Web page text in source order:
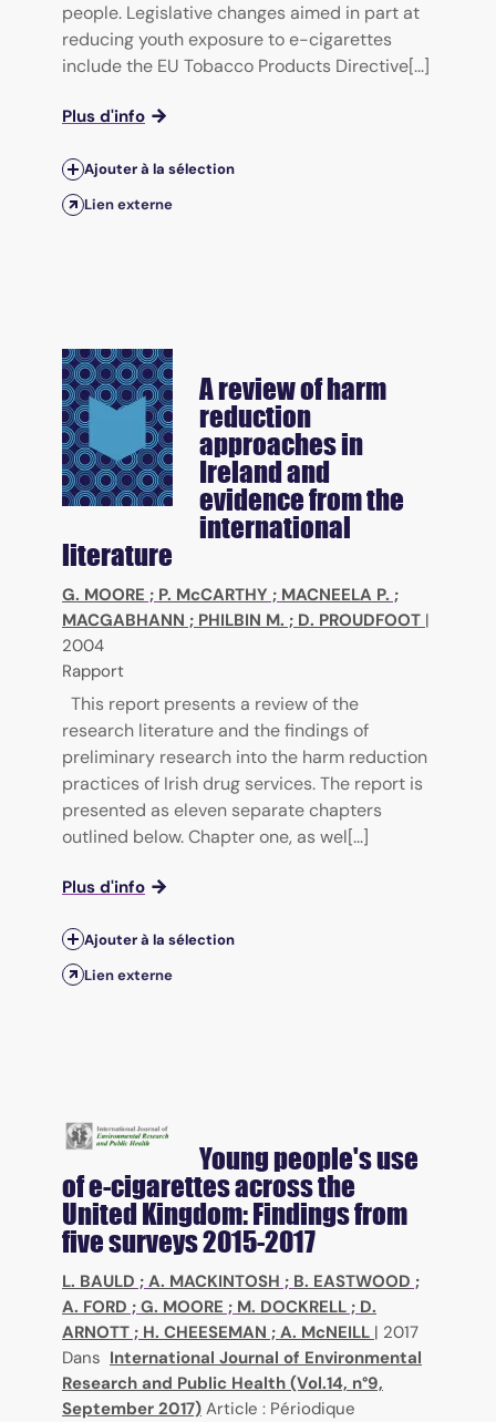
people. Legislative changes aimed in part at
reducing youth exposure to e-cigarettes
include the EU Tobacco Products Directive[...]
Plus d'info
Ajouter à la sélection
Lien externe
A review of harm
reduction
approaches in
Ireland and
evidence from the
international
literature
G. MOORE ; P. McCARTHY ; MACNEELA P. ;
MACGABHANN ; PHILBIN M. ; D. PROUDFOOT |
2004
Rapport
This report presents a review of the
research literature and the findings of
preliminary research into the harm reduction
practices of Irish drug services. The report is
presented as eleven separate chapters
outlined below. Chapter one, as wel[...]
Plus d'info
Ajouter à la sélection
Lien externe
Young people's use
of e-cigarettes across the
United Kingdom: Findings from
five surveys 2015-2017
L. BAULD ; A. MACKINTOSH ; B. EASTWOOD ;
A. FORD ; G. MOORE ; M. DOCKRELL ; D.
ARNOTT ; H. CHEESEMAN ; A. McNEILL | 2017
Dans International Journal of Environmental
Research and Public Health (Vol.14, n°9,
September 2017) Article : Périodique